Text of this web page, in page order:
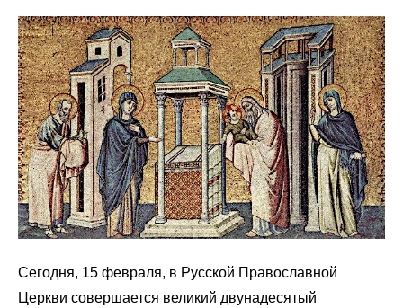
Сегодня, 15 февраля, в Русской Православной
Церкви совершается великий двунадесятый